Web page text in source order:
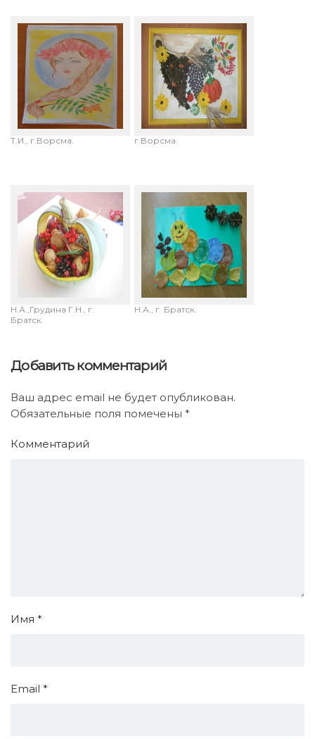
Анисимова Анна 14 лет.
"Девушка осень".
Руководитель: Кузнецова
Т.И., г.Ворсма.
Брусланова Екатерина, 14
лет, Коннова Дарья, 13 лет.
"Изобилие осени",
г.Ворсма.
Грязнова Настя, 6
лет."Дары осени".
Воспитатели: Остапчук
Н.А.,Грудина Г.Н., г.
Братск.
Семушева Варя, 3 года.
"Гусеница ищет дом".
Воспитатель: Остапчук
Н.А., г. Братск.
Добавить комментарий
Ваш адрес email не будет опубликован.
Обязательные поля помечены *
Комментарий
Имя *
Email *